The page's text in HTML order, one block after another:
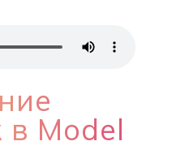
в Model